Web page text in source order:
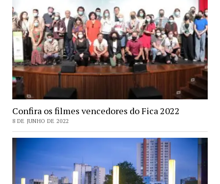
Confira os filmes vencedores do Fica 2022
8 DE JUNHO DE 2022